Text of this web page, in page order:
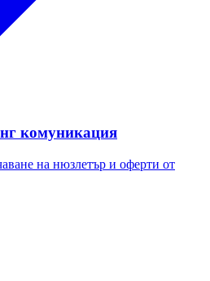
комуникация
на нюзлетър и оферти от